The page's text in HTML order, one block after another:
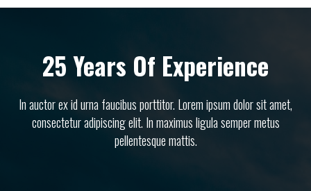
25 Years Of Experience
In auctor ex id urna faucibus porttitor. Lorem ipsum dolor sit amet,
consectetur adipiscing elit. In maximus ligula semper metus
pellentesque mattis.